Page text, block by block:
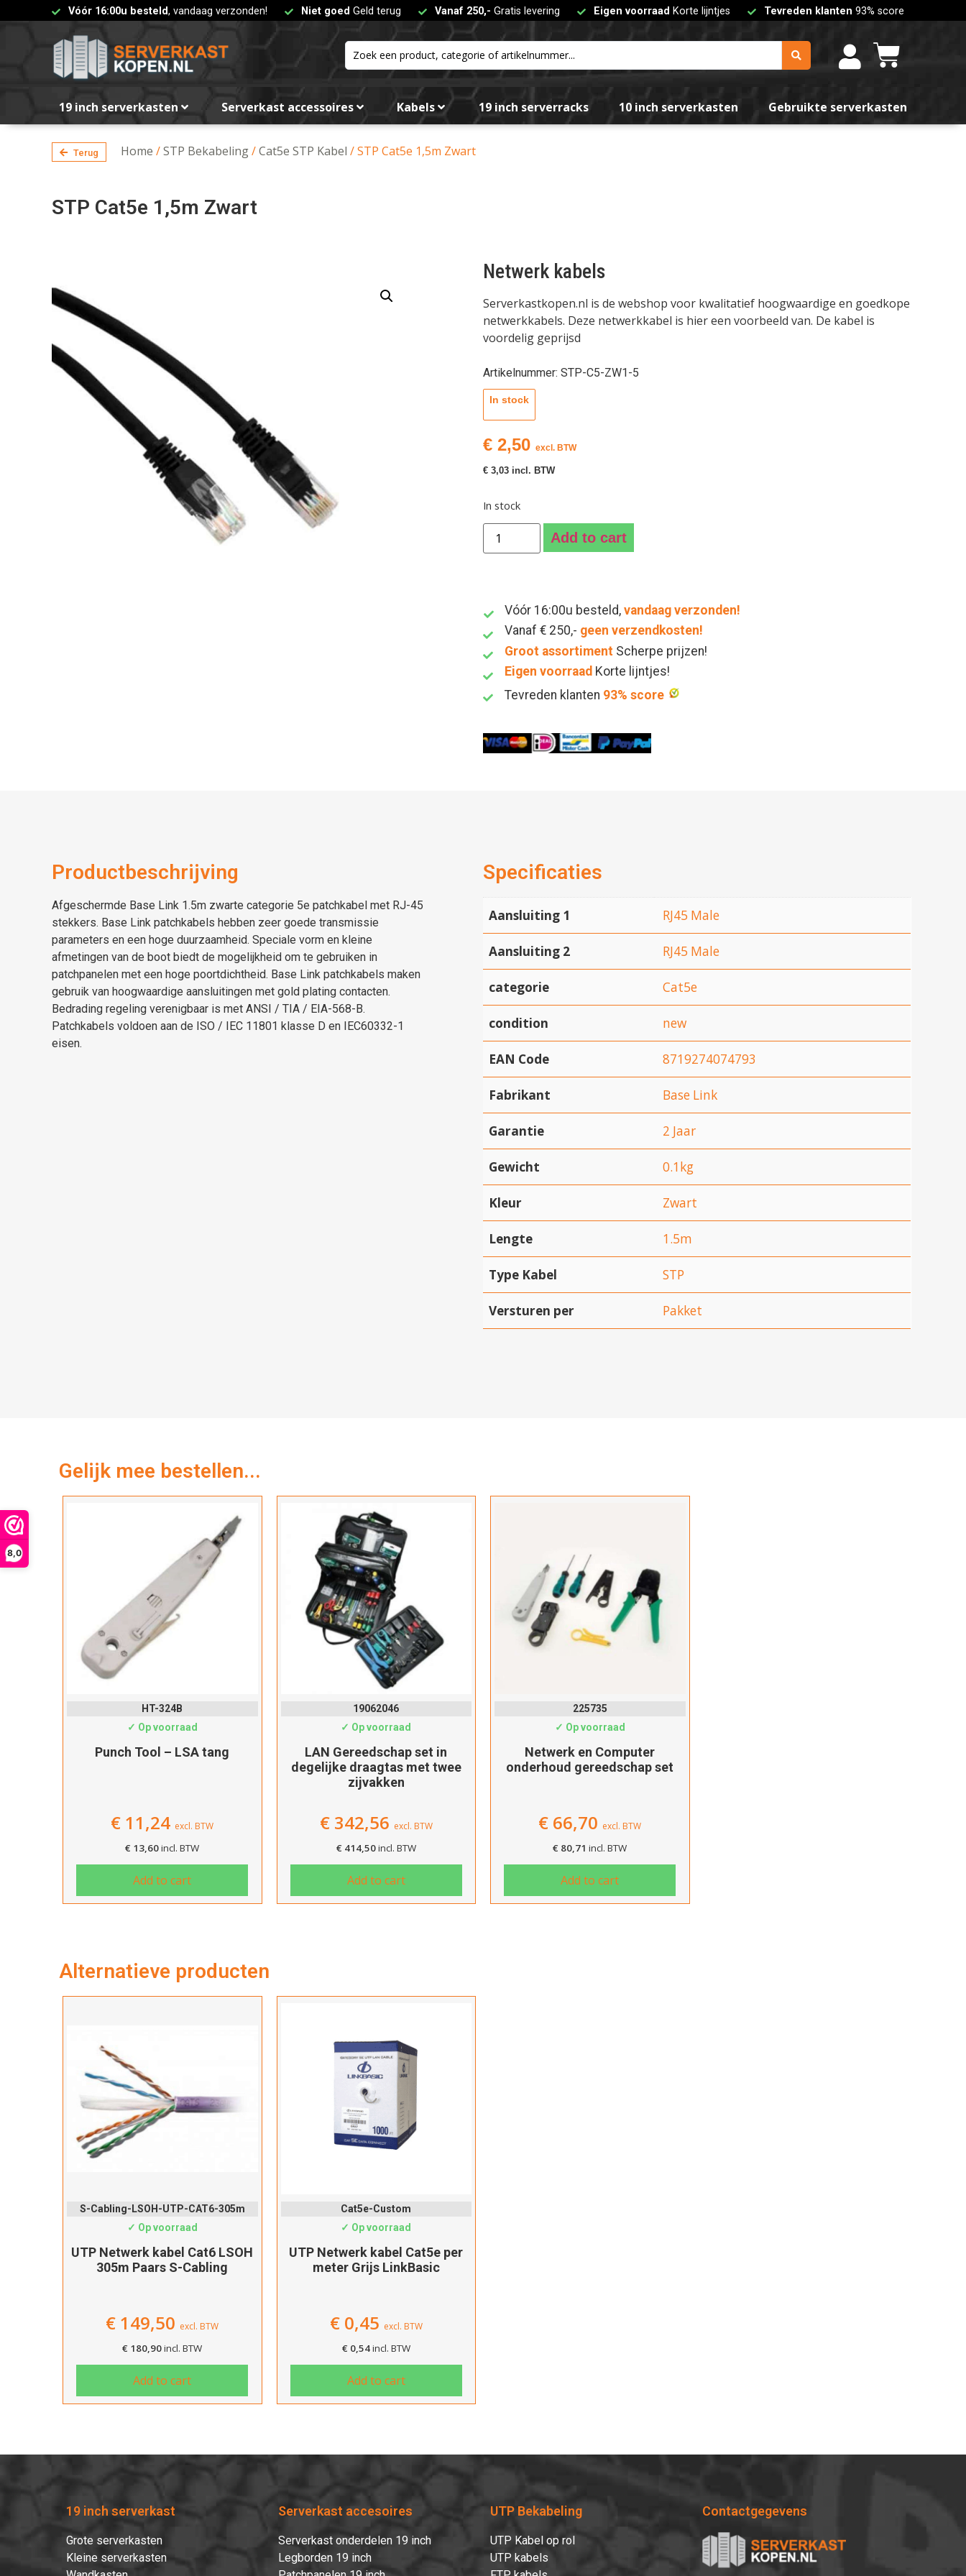
8,0
Vóór 16:00u besteld, vandaag verzonden! Niet goed Geld terug Vanaf 250,- Gratis levering Eigen voorraad Korte lijntjes Tevreden klanten 93% score
19 inch serverkasten Serverkast accessoires Kabels 19 inch serverracks 10 inch serverkasten Gebruikte serverkasten
Terug Home /STP Bekabeling/Cat5e STP Kabel / STP Cat5e 1,5m Zwart
STP Cat5e 1,5m Zwart
Netwerk kabels
Serverkastkopen.nl is de webshop voor kwalitatief hoogwaardige en goedkope
netwerkkabels. Deze netwerkkabel is hier een voorbeeld van. De kabel is
voordelig geprijsd
Artikelnummer: STP-C5-ZW1-5
In stock
€ 2,50 excl. BTW
€ 3,03 incl. BTW
In stock
Add to cart
Vóór 16:00u besteld, vandaag verzonden!
Vanaf € 250,- geen verzendkosten!
Groot assortiment Scherpe prijzen!
Eigen voorraad Korte lijntjes!
Tevreden klanten 93% score
Productbeschrijving
Afgeschermde Base Link 1.5m zwarte categorie 5e patchkabel met RJ-45
stekkers. Base Link patchkabels hebben zeer goede transmissie
parameters en een hoge duurzaamheid. Speciale vorm en kleine
afmetingen van de boot biedt de mogelijkheid om te gebruiken in
patchpanelen met een hoge poortdichtheid. Base Link patchkabels maken
gebruik van hoogwaardige aansluitingen met gold plating contacten.
Bedrading regeling verenigbaar is met ANSI / TIA / EIA-568-B.
Patchkabels voldoen aan de ISO / IEC 11801 klasse D en IEC60332-1
eisen.
Specificaties
Aansluiting 1 RJ45 Male
Aansluiting 2 RJ45 Male
categorie Cat5e
condition new
EAN Code 8719274074793
Fabrikant Base Link
Garantie 2 Jaar
Gewicht 0.1kg
Kleur Zwart
Lengte 1.5m
Type Kabel STP
Versturen per Pakket
Gelijk mee bestellen...
HT-324B
✓ Op voorraad
Punch Tool – LSA tang
€ 11,24 excl. BTW
€ 13,60incl. BTW
Add to cart
19062046
✓ Op voorraad
LAN Gereedschap set in
degelijke draagtas met twee
zijvakken
€342,56 excl. BTW
€ 414,50incl. BTW
Add to cart
225735
✓ Op voorraad
Netwerk en Computer
onderhoud gereedschap set
€ 66,70 excl. BTW
€ 80,71 incl. BTW
Add to cart
Alternatieve producten
S-Cabling-LSOH-UTP-CAT6-305m
✓ Op voorraad
UTP Netwerk kabel Cat6 LSOH
305m Paars S-Cabling
€ 149,50 excl. BTW
€ 180,90incl. BTW
Add to cart
Cat5e-Custom
✓ Op voorraad
UTP Netwerk kabel Cat5e per
meter Grijs LinkBasic
€0,45 excl. BTW
€ 0,54incl. BTW
Add to cart
19 inch serverkast
Grote serverkasten
Kleine serverkasten
Serverkast accesoires
Serverkast onderdelen 19 inch
Legborden 19 inch
UTP Bekabeling
UTP Kabel op rol
UTP kabels
Contactgegevens
Hartelijk dank!
Dit product is succesvol toegevoegd aan uw winkelwagen!
Verder winkelen